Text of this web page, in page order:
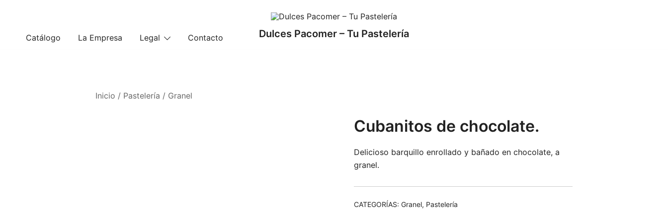
Catálogo La Empresa Legal Contacto Dulces Pacomer – Tu Pastelería
Inicio / Pastelería / Granel
Cubanitos de chocolate.
Delicioso barquillo enrollado y bañado en chocolate, a
granel.
CATEGORÍAS: Granel, Pastelería